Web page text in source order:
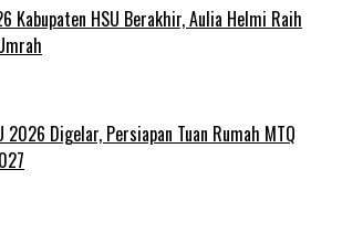
Kabupaten HSU Berakhir, Aulia Helmi Raih
2026 Digelar, Persiapan Tuan Rumah MTQ